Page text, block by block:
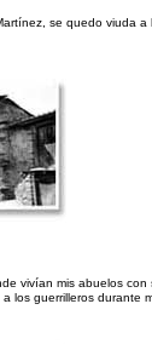
se quedo viuda
vivían mis abuelos con
los guerrilleros durante